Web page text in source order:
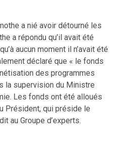
a nié avoir détourné les
a répondu qu’il avait été
aucun moment il n’avait été
déclaré que « le fonds
des programmes
la supervision du Ministre
Les fonds ont été alloués
Président, qui préside le
au Groupe d’experts.